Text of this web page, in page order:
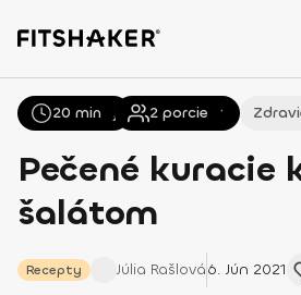
Všetky Recepty
Pečené kuracie
šalátom
Recepty Júlia Rašlová6. Jún 2021
20 min 2 porcie